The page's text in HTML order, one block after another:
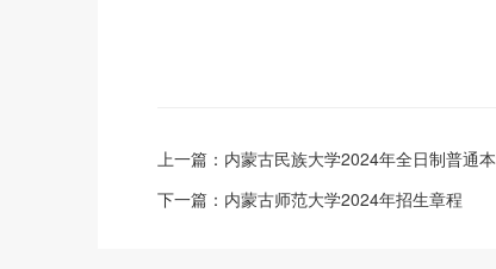
上一篇： 内蒙古民族大学2024年全日制普通
下一篇： 内蒙古师范大学2024年招生章程